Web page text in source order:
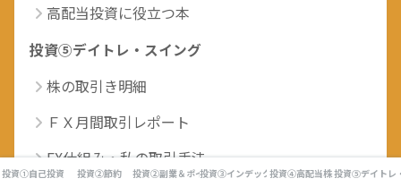
高配当投資に役立つ本
投資⑤デイトレ・スイング
株の取引き明細
ＦＸ月間取引レポート
FX仕組み・私の取引手法
投資①自己投資 投資②節約 投資②副業＆ポイ活投資③インデックス投資投資④高配当株投資⑤デイトレ